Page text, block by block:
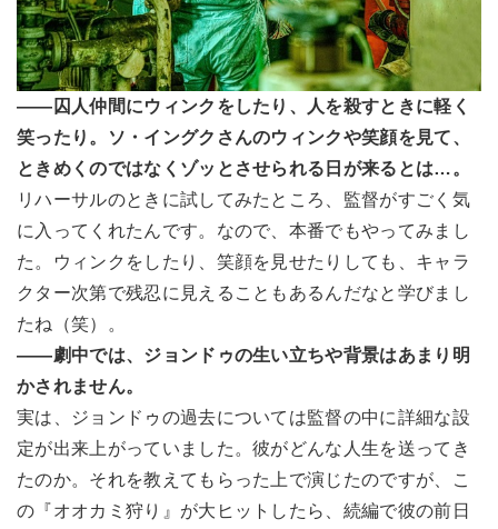
――囚人仲間にウィンクをしたり、人を殺すときに軽く
笑ったり。ソ・イングクさんのウィンクや笑顔を見て、
ときめくのではなくゾッとさせられる日が来るとは…。
リハーサルのときに試してみたところ、監督がすごく気
に入ってくれたんです。なので、本番でもやってみまし
た。ウィンクをしたり、笑顔を見せたりしても、キャラ
クター次第で残忍に見えることもあるんだなと学びまし
たね（笑）。
――劇中では、ジョンドゥの生い立ちや背景はあまり明
かされません。
実は、ジョンドゥの過去については監督の中に詳細な設
定が出来上がっていました。彼がどんな人生を送ってき
たのか。それを教えてもらった上で演じたのですが、こ
の『オオカミ狩り』が大ヒットしたら、続編で彼の前日